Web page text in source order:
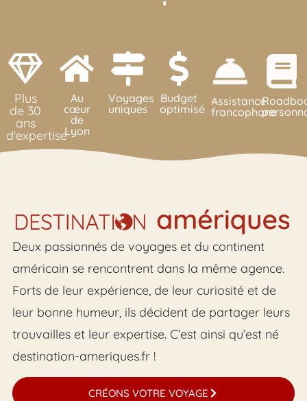
Plus
de 30
ans
d'expertise
Au
cœur
de
Lyon
Voyages
uniques
Budget
optimisé
Assistance
francophone
Deux passionnés de voyages et du continent
américain se rencontrent dans la même agence.
Forts de leur expérience, de leur curiosité et de
leur bonne humeur, ils décident de partager leurs
trouvailles et leur expertise. C’est ainsi qu’est né
destination-ameriques.fr !
CRÉONS VOTRE VOYAGE